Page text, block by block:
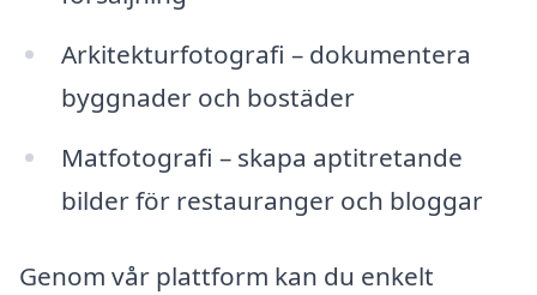
Arkitekturfotografi – dokumentera
byggnader och bostäder
Matfotografi – skapa aptitretande
bilder för restauranger och bloggar
Genom vår plattform kan du enkelt